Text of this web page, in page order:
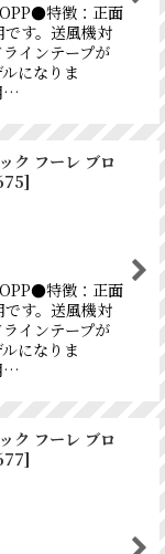
特徴：正面
す。送風機対
インテープが
になりま
…
ク フーレ ブロ
]
特徴：正面
す。送風機対
インテープが
になりま
…
ク フーレ ブロ
]